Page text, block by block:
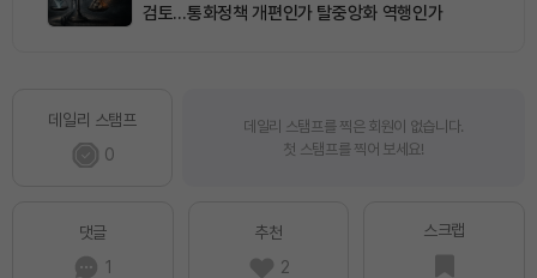
검토…통화정책 개편인가 탈중앙화 역행인가
데일리 스탬프
0
데일리 스탬프를 찍은 회원이 없습니다.
첫 스탬프를 찍어 보세요!
댓글
1
추천
2
스크랩